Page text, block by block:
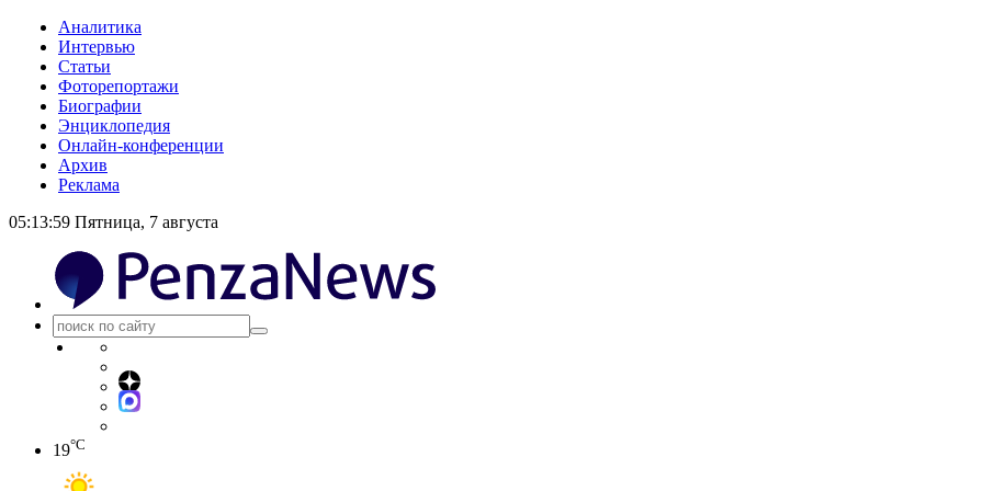
Аналитика
Интервью
Статьи
Фоторепортажи
Биографии
Энциклопедия
Онлайн-конференции
Архив
Реклама
05:13:59 Пятница, 7 августа
19°C